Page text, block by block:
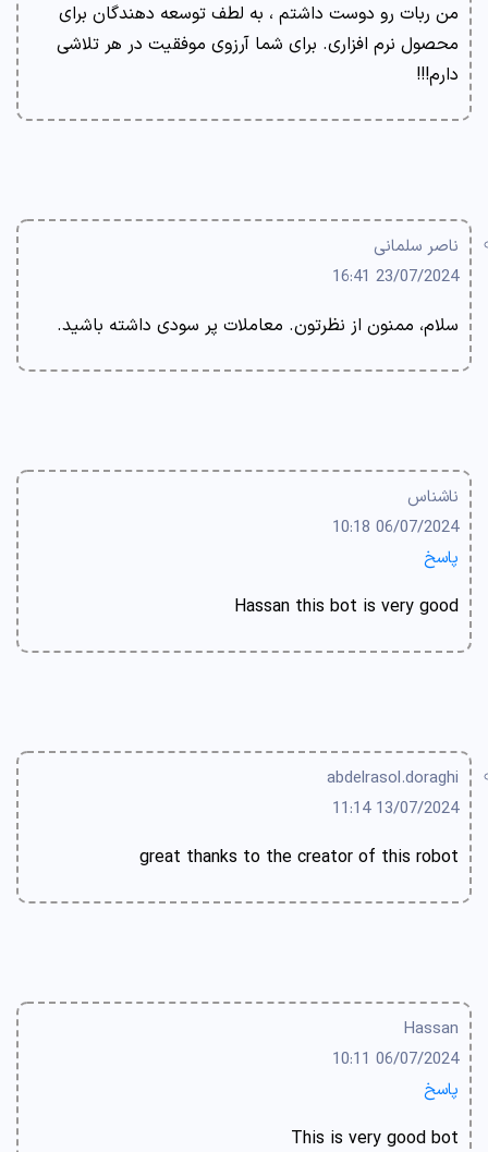
من ربات رو دوست داشتم ، به لطف توسعه دهندگان برای
محصول نرم افزاری. برای شما آرزوی موفقیت در هر تلاشی
دارم!!!
ناصر سلمانی
23/07/2024 16:41
سلام، ممنون از نظرتون. معاملات پر سودی داشته باشید.
ناشناس
06/07/2024 10:18
پاسخ
Hassan this bot is very good
abdelrasol.doraghi
13/07/2024 11:14
great thanks to the creator of this robot
Hassan
06/07/2024 10:11
پاسخ
This is very good bot